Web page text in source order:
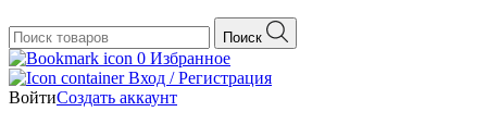
Поиск
0 Избранное
Вход / Регистрация
ВойтиСоздать аккаунт